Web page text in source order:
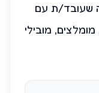
שעובד/ת עם
מובילי